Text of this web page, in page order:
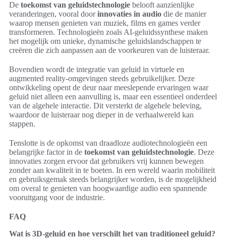
De toekomst van geluidstechnologie belooft aanzienlijke
veranderingen, vooral doorinnovaties in audio die de manier
waarop mensen genieten van muziek, films en games verder
transformeren. Technologieën zoals AI-geluidssynthese maken
het mogelijk om unieke, dynamische geluidslandschappen te
creëren die zich aanpassen aan de voorkeuren van de luisteraar.
Bovendien wordt de integratie van geluid in virtuele en
augmented reality-omgevingen steeds gebruikelijker. Deze
ontwikkeling opent de deur naar meeslepende ervaringen waar
geluid niet alleen een aanvulling is, maar een essentieel onderdeel
van de algehele interactie. Dit versterkt de algehele beleving,
waardoor de luisteraar nog dieper in de verhaalwereld kan
stappen.
Tenslotte is de opkomst van draadloze audiotechnologieën een
belangrijke factor in de toekomst van geluidstechnologie. Deze
innovaties zorgen ervoor dat gebruikers vrij kunnen bewegen
zonder aan kwaliteit in te boeten. In een wereld waarin mobiliteit
en gebruiksgemak steeds belangrijker worden, is de mogelijkheid
om overal te genieten van hoogwaardige audio een spannende
vooruitgang voor de industrie.
FAQ
Wat is 3D-geluid en hoe verschilt het van traditioneel geluid?